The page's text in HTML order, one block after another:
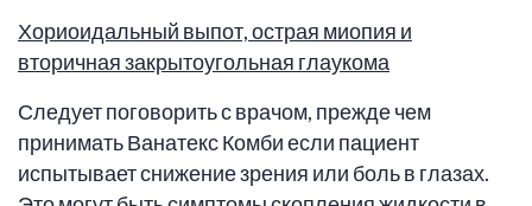
Хориоидальный выпот, острая миопия и
вторичная закрытоугольная глаукома
Следует поговорить с врачом, прежде чем
принимать Ванатекс Комби если пациент
испытывает снижение зрения или боль в глазах.